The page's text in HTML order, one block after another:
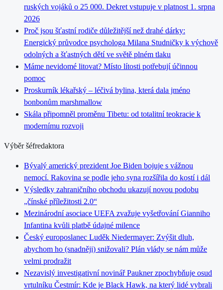
ruských vojáků o 25 000. Dekret vstupuje v platnost 1. srpna
2026
Proč jsou šťastní rodiče důležitější než drahé dárky:
Energický průvodce psychologa Milana Studničky k výchově
odolných a šťastných dětí ve světě plném tlaku
Máme nevidomé litovat? Místo lítosti potřebují účinnou
pomoc
Proskurník lékařský – léčivá bylina, která dala jméno
bonbonům marshmallow
Skála připomněl proměnu Tibetu: od totalitní teokracie k
modernímu rozvoji
Výběr šéfredaktora
Bývalý americký prezident Joe Biden bojuje s vážnou
nemocí. Rakovina se podle jeho syna rozšířila do kostí i dál
Výsledky zahraničního obchodu ukazují novou podobu
„čínské příležitosti 2.0“
Mezinárodní asociace UEFA zvažuje vyšetřování Gianniho
Infantina kvůli platbě údajné milence
Český europoslanec Luděk Niedermayer: Zvýšit dluh,
abychom ho (snadněji) snižovali? Plán vlády se nám může
velmi prodražit
Nezavislý investigativní novinář Paukner zpochybňuje osud
vrtulníku Čestmír: Kde je Black Hawk, na který lidé vybrali